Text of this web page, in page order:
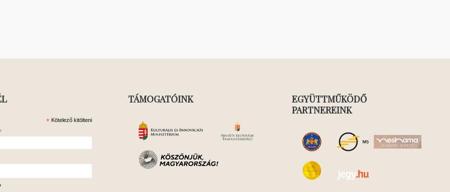
* Kötelező kitölteni
TÁMOGATÓINK
EGYÜTTMŰKÖDŐ
PARTNEREINK